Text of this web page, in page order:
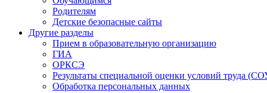
Родителям
Детские безопасные сайты
Другие разделы
Прием в образовательную организацию
ГИА
ОРКСЭ
Результаты специальной оценки условий труда
Обработка персональных данных